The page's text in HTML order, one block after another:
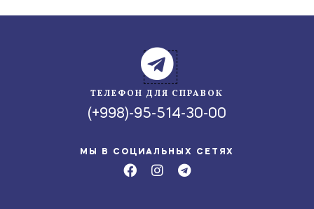
ТЕЛЕФОН ДЛЯ СПРАВОК
(+998)-95-514-30-00
МЫ В СОЦИАЛЬНЫХ СЕТЯХ